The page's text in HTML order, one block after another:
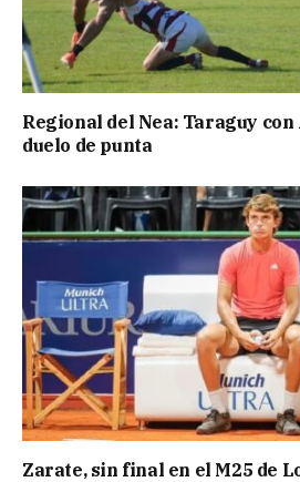
Regional del Nea: Taraguy
duelo de punta
Zarate, sin final en el M25 de